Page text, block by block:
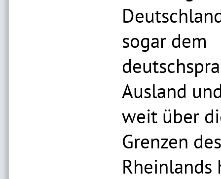
sogar dem
Ausland
weit über
Grenzen des
Rheinlands